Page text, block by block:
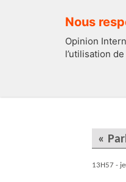
Nous
Opinion
l’utilisation
«
13H57 -